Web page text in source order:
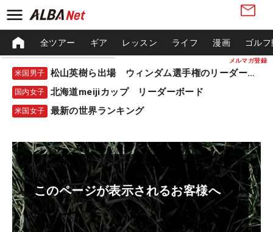
メルマガ登録
全ツアー ギア レッスン ライフ 漫画 ゴル
米国男子 松山英樹ら出場 ウィンダム選手権のリーダーボード
国内女子 北海道meijiカップ リーダーボード
米国女子 最新の世界ランキング
このページが表示されるお客様へ